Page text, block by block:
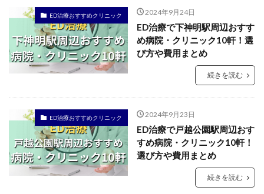
ED治療おすすめクリニック 2024年9月24日
ED治療で下神明駅周辺おすす
め病院・クリニック10軒！選
び方や費用まとめ
続きを読む
ED治療おすすめクリニック 2024年9月23日
ED治療で戸越公園駅周辺おす
すめ病院・クリニック10軒！
選び方や費用まとめ
続きを読む